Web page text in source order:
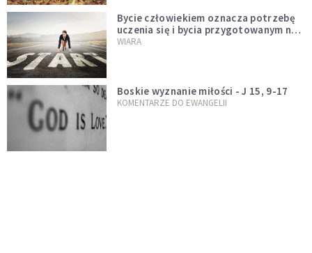
Bycie człowiekiem oznacza potrzebę
uczenia się i bycia przygotowanym na
nowość każdej sytuacji
WIARA
Boskie wyznanie miłości - J 15, 9-17
KOMENTARZE DO EWANGELII